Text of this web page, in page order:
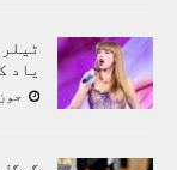
یاد
جون 2, 2023